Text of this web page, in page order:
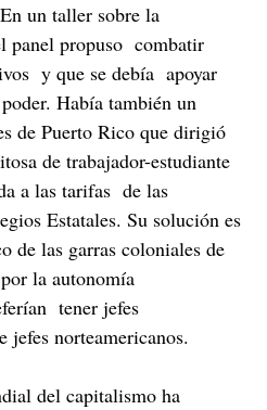
un taller sobre la
propuso combatir
y que se debía apoyar
Había también un
de Puerto Rico que dirigió
de trabajador-estudiante
a las tarifas de las
Estatales. Su solución es
de las garras coloniales de
la autonomía
tener jefes
jefes norteamericanos.
del capitalismo ha